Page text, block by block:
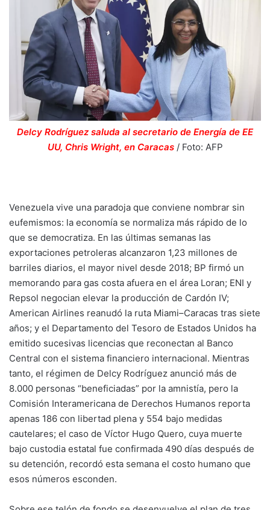
Delcy Rodríguez saluda al secretario de Energía de EE
UU, Chris Wright, en Caracas/ Foto: AFP
Venezuela vive una paradoja que conviene nombrar sin
eufemismos: la economía se normaliza más rápido de lo
que se democratiza. En las últimas semanas las
exportaciones petroleras alcanzaron 1,23 millones de
barriles diarios, el mayor nivel desde 2018; BP firmó un
memorando para gas costa afuera en el área Loran; ENI y
Repsol negocian elevar la producción de Cardón IV;
American Airlines reanudó la ruta Miami–Caracas tras siete
años; y el Departamento del Tesoro de Estados Unidos ha
emitido sucesivas licencias que reconectan al Banco
Central con el sistema financiero internacional. Mientras
tanto, el régimen de Delcy Rodríguez anunció más de
8.000 personas “beneficiadas” por la amnistía, pero la
Comisión Interamericana de Derechos Humanos reporta
apenas 186 con libertad plena y 554 bajo medidas
cautelares; el caso de Víctor Hugo Quero, cuya muerte
bajo custodia estatal fue confirmada 490 días después de
su detención, recordó esta semana el costo humano que
esos números esconden.